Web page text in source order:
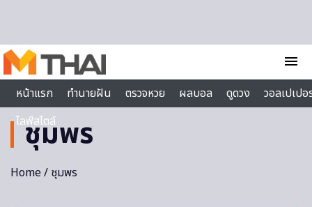
menu
หน้าแรก
ทำนายฝัน ตรวจหวย ผลบอล ดูดวง
วอลเปเป
ไลฟ์สไตล์
ชุมพร
Home/ ชุมพร